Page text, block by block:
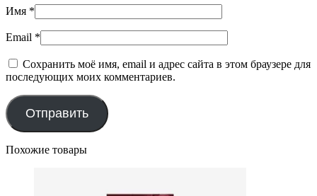
Имя *
Email *
Сохранить моё имя, email и адрес сайта в этом браузере для
последующих моих комментариев.
Похожие товары